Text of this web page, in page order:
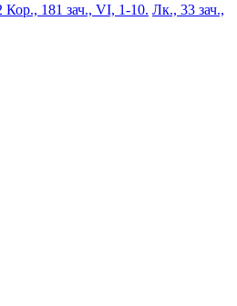
Кор., 181 зач., VI, 1-10. Лк., 33 зач.,